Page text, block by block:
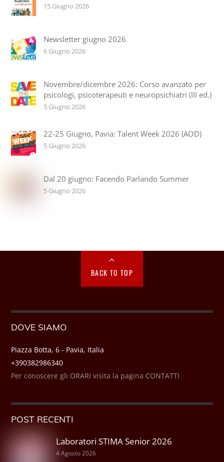
15 Giugno 2026
Newsletter giugno 2026
6 Giugno 2026
Novembre/dicembre 2026: Corso avanzato per
psicologi, psicoterapeuti e neuropsichiatri (III ed.)
5 Giugno 2026
22-25 Giugno, Pavia: Talent Week 2026 (AOD)
5 Giugno 2026
Dal 20 giugno: Facendo Parlando Summer
5 Giugno 2026
BACK TO TOP
DOVE SIAMO
Piazza Botta, 6 - Pavia, Italia
+390382986340
Per conoscere gli ORARI visita la pagina CONTATTI
POST RECENTI
Laboratori STIMA Senior 2026
4 Agosto 2026